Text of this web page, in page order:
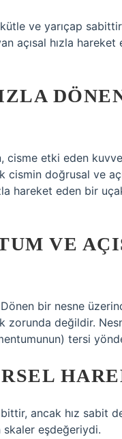
ve yarıçap
açısal hızla hareket
cisme etki eden
cismin doğrusal ve
hareket eden bir
VE
bir nesne
değildir.
tersi
ancak hız sabit
skaler eşdeğeriydi.